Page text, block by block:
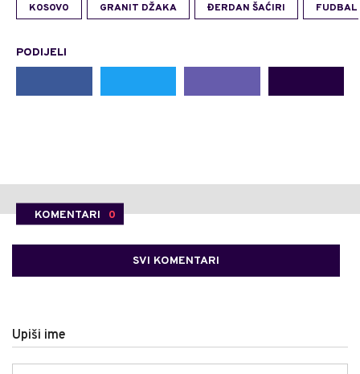
KOSOVO GRANIT DŽAKA ĐERDAN ŠAĆIRI FUDBAL
PODIJELI
KOMENTARI 0
SVI KOMENTARI
Upiši ime